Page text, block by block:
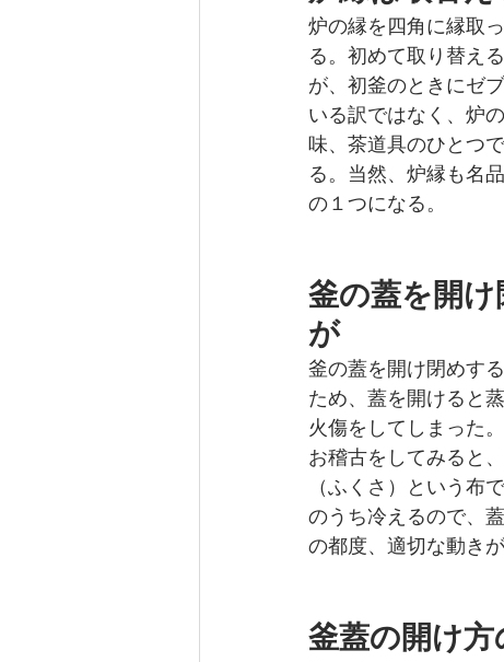
炉の縁を四角に縁取
る。初めて取り替え
が、初釜のときにゼ
いる訳ではなく、炉
味、茶道具のひとつ
る。当然、炉縁も名
の１つになる。
釜の蓋を開
が
釜の蓋を開け閉めす
ため、蓋を開けると
火傷をしてしまった。
お稽古をしてみると
（ふくさ）という布
のうち冷えるので、
の都度、適切な動き
釜蓋の開け方